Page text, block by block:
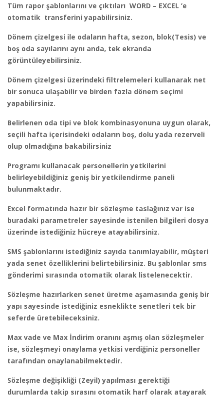
Tüm rapor şablonlarını ve çıktıları WORD – EXCEL ’e
otomatik transferini yapabilirsiniz.
Dönem çizelgesi ile odaların hafta, sezon, blok(Tesis) ve
boş oda sayılarını aynı anda, tek ekranda
görüntüleyebilirsiniz.
Dönem çizelgesi üzerindeki filtrelemeleri kullanarak net
bir sonuca ulaşabilir ve birden fazla dönem seçimi
yapabilirsiniz.
Belirlenen oda tipi ve blok kombinasyonuna uygun olarak,
seçili hafta içerisindeki odaların boş, dolu yada rezerveli
olup olmadığına bakabilirsiniz
Programı kullanacak personellerin yetkilerini
belirleyebildiğiniz geniş bir yetkilendirme paneli
bulunmaktadır.
Excel formatında hazır bir sözleşme taslağınız var ise
buradaki parametreler sayesinde istenilen bilgileri dosya
üzerinde istediğiniz hücreye atayabilirsiniz.
SMS şablonlarını istediğiniz sayıda tanımlayabilir, müşteri
yada senet özelliklerini belirtebilirsiniz. Bu şablonlar sms
gönderimi sırasında otomatik olarak listelenecektir.
Sözleşme hazırlarken senet üretme aşamasında geniş bir
yapı sayesinde istediğiniz esneklikte senetleri tek bir
seferde üretebileceksiniz.
Max vade ve Max İndirim oranını aşmış olan sözleşmeler
ise, sözleşmeyi onaylama yetkisi verdiğiniz personeller
tarafından onaylanabilmektedir.
Sözleşme değişikliği (Zeyil) yapılması gerektiği
durumlarda takip sırasını otomatik harf olarak atayarak